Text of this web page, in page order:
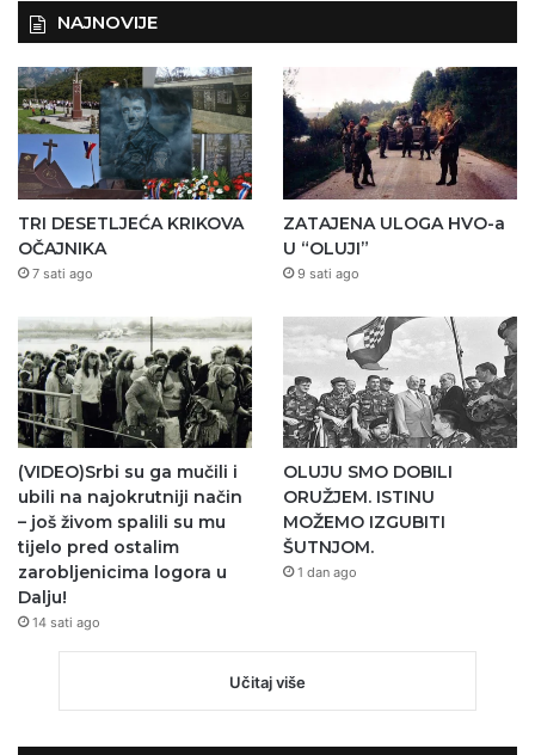
NAJNOVIJE
TRI DESETLJEĆA KRIKOVA
OČAJNIKA
7 sati ago
ZATAJENA ULOGA HVO-a
U “OLUJI”
9 sati ago
(VIDEO)Srbi su ga mučili i
ubili na najokrutniji način
– još živom spalili su mu
tijelo pred ostalim
zarobljenicima logora u
Dalju!
14 sati ago
OLUJU SMO DOBILI
ORUŽJEM. ISTINU
MOŽEMO IZGUBITI
ŠUTNJOM.
1 dan ago
Učitaj više